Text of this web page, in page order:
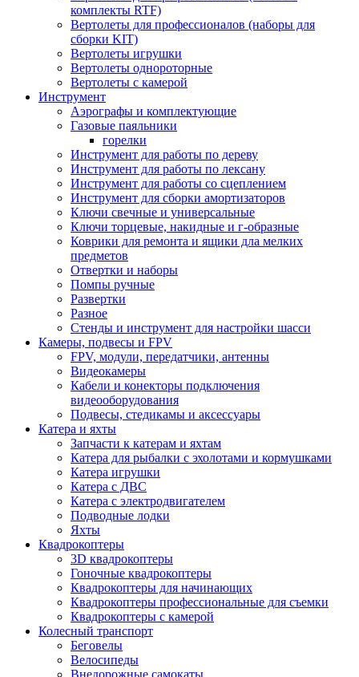
комплекты RTF)
Вертолеты для профессионалов (наборы для
сборки KIT)
Вертолеты игрушки
Вертолеты однороторные
Вертолеты с камерой
Инструмент
Аэрографы и комплектующие
Газовые паяльники
горелки
Инструмент для работы по дереву
Инструмент для работы по лексану
Инструмент для работы со сцеплением
Инструмент для сборки амортизаторов
Ключи свечные и универсальные
Ключи торцевые, накидные и г-образные
Коврики для ремонта и ящики дла мелких
предметов
Отвертки и наборы
Помпы ручные
Развертки
Разное
Стенды и инструмент для настройки шасси
Камеры, подвесы и FPV
FPV, модули, передатчики, антенны
Видеокамеры
Кабели и конекторы подключения
видеооборудования
Подвесы, стедикамы и аксессуары
Катера и яхты
Запчасти к катерам и яхтам
Катера для рыбалки с эхолотами и кормушками
Катера игрушки
Катера с ДВС
Катера с электродвигателем
Подводные лодки
Яхты
Квадрокоптеры
3D квадрокоптеры
Гоночные квадрокоптеры
Квадрокоптеры для начинающих
Квадрокоптеры профессиональные для съемки
Квадрокоптеры с камерой
Колесный транспорт
Беговелы
Велосипеды
Внедорожные самокаты